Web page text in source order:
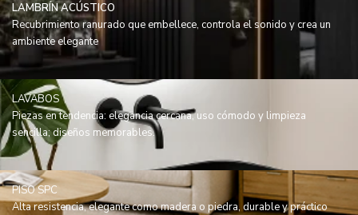
LAMBRÍN ACÚSTICO
Recubrimiento ranurado que embellece, controla el sonido y crea un
ambiente elegante
LAVABOS
Piezas en tendencia: elegancia cercana, uso cómodo y limpieza
sencilla; diseños memorables.
PISO SPC
Alta resistencia, elegante como madera o piedra, durable y práctico